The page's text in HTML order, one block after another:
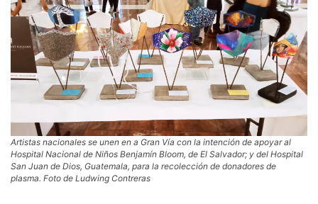
Artistas nacionales se unen en a Gran Vía con la intención de apoyar al
Hospital Nacional de Niños Benjamín Bloom, de El Salvador; y del Hospital
San Juan de Dios, Guatemala, para la recolección de donadores de
plasma. Foto de Ludwing Contreras